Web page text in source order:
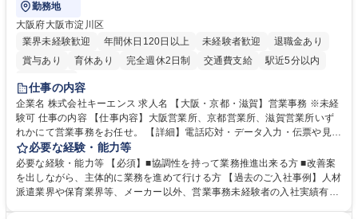
勤務地
大阪府大阪市淀川区
業界未経験歓迎
年間休日120日以上 未経験者歓迎
退職金あり
賞与あり
育休あり 完全週休2日制 交通費支給
駅近5分以内
土日祝休み
仕事の内容
企業名 株式会社キーエンス 求人名 【大阪・京都・滋賀】営業事務 ※未経
験可 仕事の内容 【仕事内容】大阪営業所、京都営業所、滋賀営業所いず
れかにて営業事務をお任せ。 【詳細】電話応対・データ入力・伝票や見積
の作成・カタログ送付・来客対応・営業所内で発生する事務業務や業務改
善をお任せ。 【教育制度】ご入社後、育成担当とペアになりながらOJTに
て業務を覚えていただくことが可能です。業務システムがきちんと構築さ
れているため、スムーズに仕事に慣れることができる環境です。また、
必要な経験・能力等
必要な経験・能力等 【必須】■協調性を持って業務推進出来る方 ■改善案
を出しながら、主体的に業務を進めて行ける方 【過去のご入社事例】人材
派遣業界や保育業界等、メーカー以外、営業事務未経験者の入社実績有